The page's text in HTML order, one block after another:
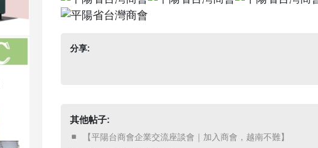
分享:
其他帖子:
​ 【平陽台商會企業交流座談會｜加入商會，越南不難】 ​